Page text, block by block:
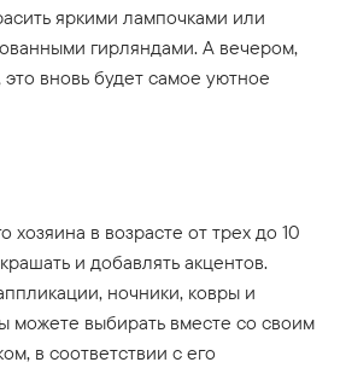
яркими лампочками или
гирляндами. А вечером,
вновь будет самое уютное
хозяина в возрасте от трех до 10
и добавлять акцентов.
ночники, ковры и
можете выбирать вместе со своим
в соответствии с его